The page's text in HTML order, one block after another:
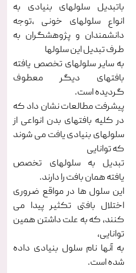
باتبدیل سلولهای بنیادی به
انواع سلولهای خونی ,توجه
دانشمندان و پژوهشگران به
طرف تبدیل این سلولها
به سایر سلولهای تخصص یافته
بافتهای دیگر معطوف
گردیده است.
پیشرفت مطالعات نشان داد که
در کلیه بافتهای بدن انواعی از
سلولهای بنیادی یافت می شوند
که توانایی
تبدیل به سلولهای تخصص
یافته همان بافت را دارند.
این سلول ها در مواقع ضروری
اختلال بافتی تکثیر پیدا می
کنند، که به علت داشتن همین
توانایی،
به آنها نام سلول بنیادی داده
شده است.